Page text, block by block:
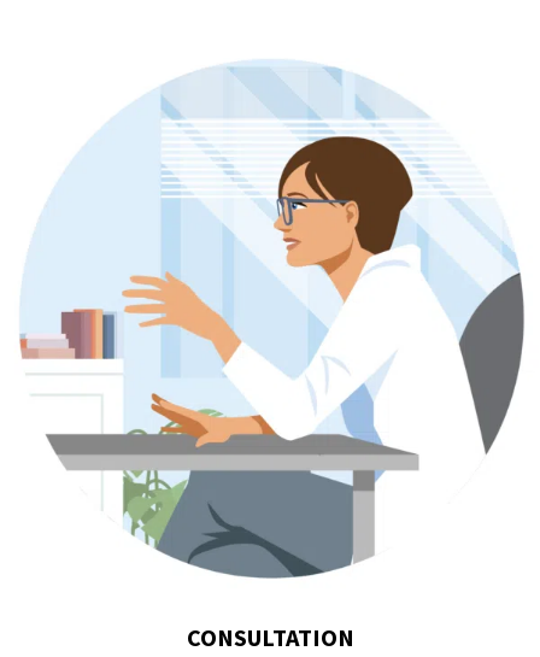
CONSULTATION